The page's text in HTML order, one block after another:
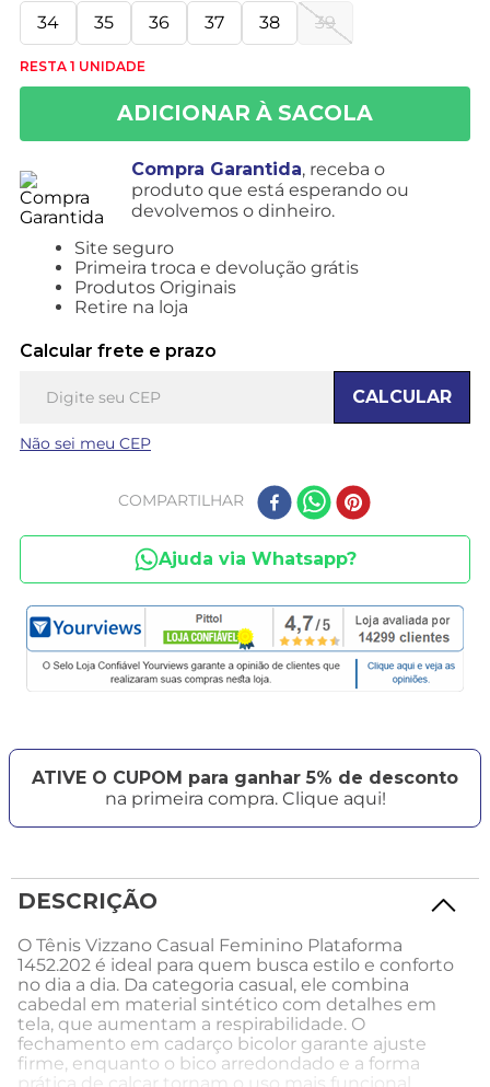
34 35 36 37 38 39
RESTA 1 UNIDADE
Compra Garantida, receba o
produto que está esperando ou
devolvemos o dinheiro.
Site seguro
Primeira troca e devolução grátis
Produtos Originais
Retire na loja
Calcular frete e prazo
CALCULAR
Não sei meu CEP
COMPARTILHAR
Ajuda via Whatsapp?
ATIVE O CUPOM para ganhar 5% de desconto
na primeira compra. Clique aqui!
DESCRIÇÃO
O Tênis Vizzano Casual Feminino Plataforma
1452.202 é ideal para quem busca estilo e conforto
no dia a dia. Da categoria casual, ele combina
cabedal em material sintético com detalhes em
tela, que aumentam a respirabilidade. O
fechamento em cadarço bicolor garante ajuste
firme, enquanto o bico arredondado e a forma